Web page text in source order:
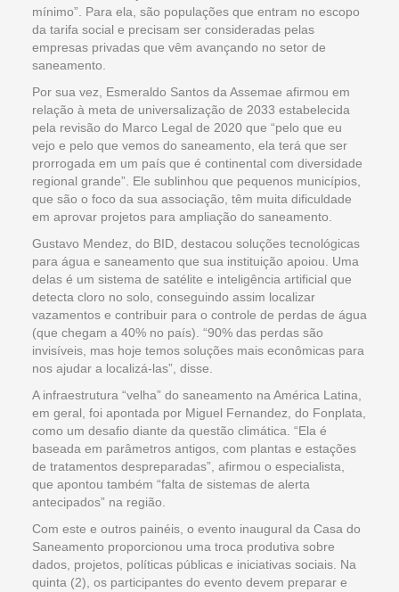
mínimo”. Para ela, são populações que entram no escopo
da tarifa social e precisam ser consideradas pelas
empresas privadas que vêm avançando no setor de
saneamento.
Por sua vez, Esmeraldo Santos da Assemae afirmou em
relação à meta de universalização de 2033 estabelecida
pela revisão do Marco Legal de 2020 que “pelo que eu
vejo e pelo que vemos do saneamento, ela terá que ser
prorrogada em um país que é continental com diversidade
regional grande”. Ele sublinhou que pequenos municípios,
que são o foco da sua associação, têm muita dificuldade
em aprovar projetos para ampliação do saneamento.
Gustavo Mendez, do BID, destacou soluções tecnológicas
para água e saneamento que sua instituição apoiou. Uma
delas é um sistema de satélite e inteligência artificial que
detecta cloro no solo, conseguindo assim localizar
vazamentos e contribuir para o controle de perdas de água
(que chegam a 40% no país). “90% das perdas são
invisíveis, mas hoje temos soluções mais econômicas para
nos ajudar a localizá-las”, disse.
A infraestrutura “velha” do saneamento na América Latina,
em geral, foi apontada por Miguel Fernandez, do Fonplata,
como um desafio diante da questão climática. “Ela é
baseada em parâmetros antigos, com plantas e estações
de tratamentos despreparadas”, afirmou o especialista,
que apontou também “falta de sistemas de alerta
antecipados” na região.
Com este e outros painéis, o evento inaugural da Casa do
Saneamento proporcionou uma troca produtiva sobre
dados, projetos, políticas públicas e iniciativas sociais. Na
quinta (2), os participantes do evento devem preparar e